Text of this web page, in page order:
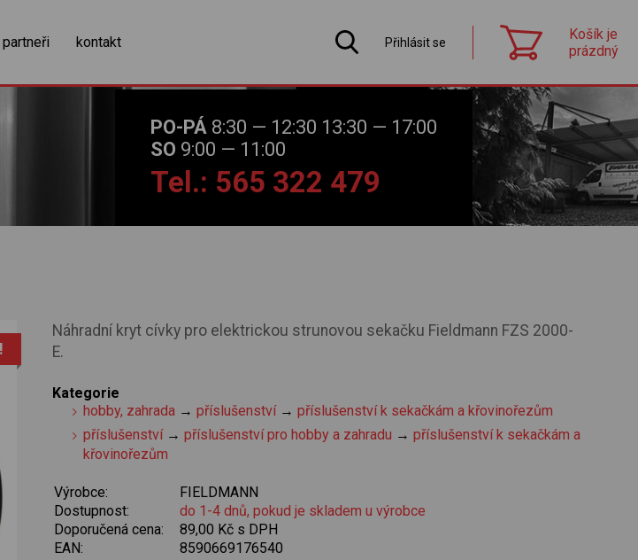
partneři kontakt Přihlásit se
Košík je
prázdný
obsah košíku
PO-PÁ 8:30 — 12:30 13:30 — 17:00
SO 9:00 — 11:00
Tel.: 565 322 479
Náhradní kryt cívky pro elektrickou strunovou sekačku Fieldmann FZS 2000-
E.
Kategorie
hobby, zahrada →příslušenství→příslušenství k sekačkám a křovinořezům
příslušenství→příslušenství pro hobby a zahradu →příslušenství k sekačkám a
křovinořezům
Výrobce:
FIELDMANN
Dostupnost:
do 1-4 dnů, pokud je skladem u výrobce
Doporučená cena:
89,00 Kč s DPH
EAN:
8590669176540